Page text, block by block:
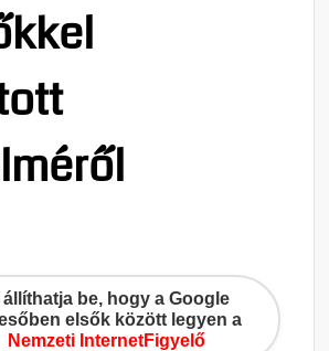
állíthatja be, hogy a Google
elsők között legyen a
Nemzeti InternetFigyelő